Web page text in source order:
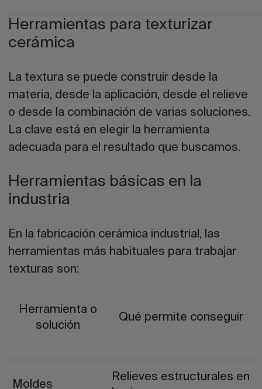
Herramientas para texturizar
cerámica
La textura se puede construir desde la
materia, desde la aplicación, desde el relieve
o desde la combinación de varias soluciones.
La clave está en elegir la herramienta
adecuada para el resultado que buscamos.
Herramientas básicas en la
industria
En la fabricación cerámica industrial, las
herramientas más habituales para trabajar
texturas son:
Herramienta o
solución
Qué permite conseguir
Moldes
Relieves estructurales en